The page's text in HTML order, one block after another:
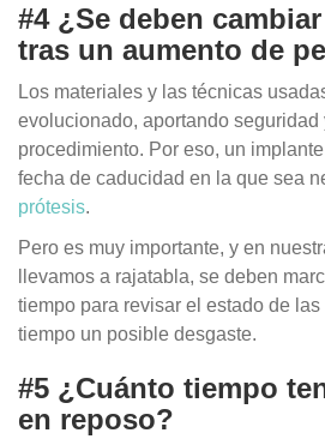
#4 ¿Se deben
tras un aumento de
Los materiales y las técnicas
evolucionado, aportando seguridad
procedimiento. Por eso, un
fecha de caducidad en la que sea
prótesis.
Pero es muy importante, y en
llevamos a rajatabla, se deben
tiempo para revisar el estado de
tiempo un posible desgaste.
#5 ¿Cuánto tiempo
en reposo?